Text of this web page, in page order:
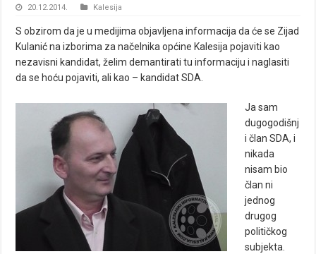
20.12.2014. Kalesija
S obzirom da je u medijima objavljena informacija da će se Zijad
Kulanić na izborima za načelnika općine Kalesija pojaviti kao
nezavisni kandidat, želim demantirati tu informaciju i naglasiti
da se hoću pojaviti, ali kao – kandidat SDA.
Ja sam
dugogodišnj
i član SDA, i
nikada
nisam bio
član ni
jednog
drugog
političkog
subjekta.